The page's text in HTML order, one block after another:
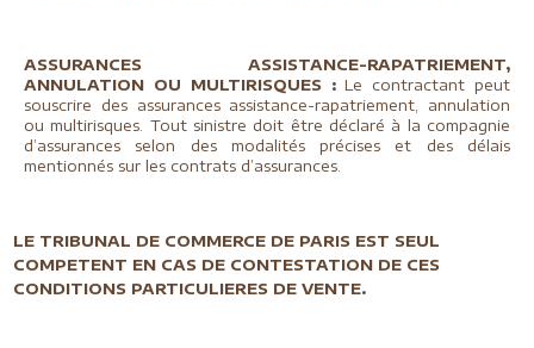
ASSURANCES ASSISTANCE-RAPATRIEMENT,
ANNULATION OU MULTIRISQUES:Le contractant peut
souscrire des assurances assistance-rapatriement, annulation
ou multirisques. Tout sinistre doit être déclaré à la compagnie
d’assurances selon des modalités précises et des délais
mentionnés sur les contrats d’assurances.
LE TRIBUNAL DE COMMERCE DE PARIS EST SEUL
COMPETENT EN CAS DE CONTESTATION DE CES
CONDITIONS PARTICULIERES DE VENTE.